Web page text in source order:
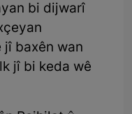
bi dijwarî
baxên wan
jî bi keda wê